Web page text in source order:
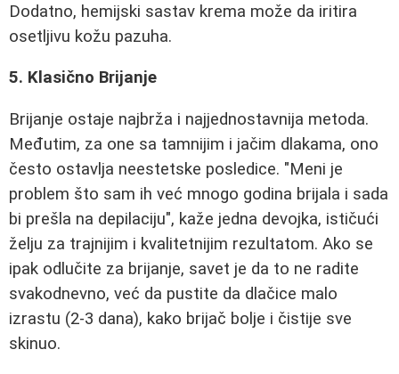
Dodatno, hemijski sastav krema može da iritira
osetljivu kožu pazuha.
5. Klasično Brijanje
Brijanje ostaje najbrža i najjednostavnija metoda.
Međutim, za one sa tamnijim i jačim dlakama, ono
često ostavlja neestetske posledice. "Meni je
problem što sam ih već mnogo godina brijala i sada
bi prešla na depilaciju", kaže jedna devojka, ističući
želju za trajnijim i kvalitetnijim rezultatom. Ako se
ipak odlučite za brijanje, savet je da to ne radite
svakodnevno, već da pustite da dlačice malo
izrastu (2-3 dana), kako brijač bolje i čistije sve
skinuo.